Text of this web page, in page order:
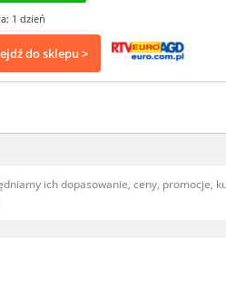
1 dzień
do sklepu >
ich dopasowanie, ceny, promocje,